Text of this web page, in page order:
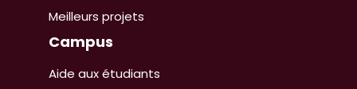
Meilleurs projets
Campus
Aide aux étudiants